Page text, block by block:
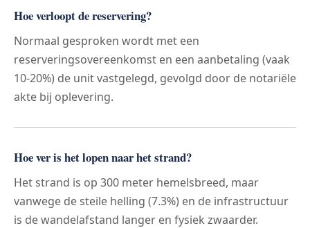
Hoe verloopt de reservering?
Normaal gesproken wordt met een
reserveringsovereenkomst en een aanbetaling (vaak
10-20%) de unit vastgelegd, gevolgd door de notariële
akte bij oplevering.
Hoe ver is het lopen naar het strand?
Het strand is op 300 meter hemelsbreed, maar
vanwege de steile helling (7.3%) en de infrastructuur
is de wandelafstand langer en fysiek zwaarder.